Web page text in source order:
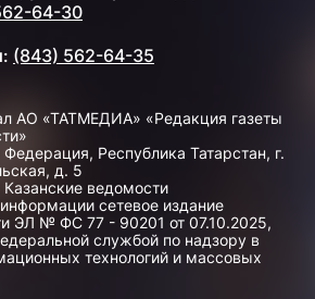
64-30
: (843) 562-64-35
АО «ТАТМЕДИА» «Редакция газеты
Республика Татарстан, г.
д. 5
ведомости
сетевое издание
ЭЛ № ФС 77 - 90201 от 07.10.2025,
службой по надзору в
технологий и массовых